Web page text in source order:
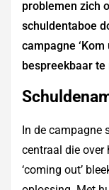
problemen zich
schuldentaboe
campagne
bespreekbaar te
In de campagne
centraal die over
‘coming out’